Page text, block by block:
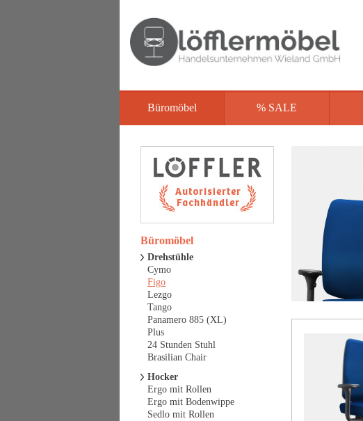
Büromöbel % SALE
Büromöbel
Drehstühle
Cymo
Figo
Lezgo
Tango
Panamero 885 (XL)
Plus
24 Stunden Stuhl
Brasilian Chair
Hocker
Ergo mit Rollen
Ergo mit Bodenwippe
Sedlo mit Rollen